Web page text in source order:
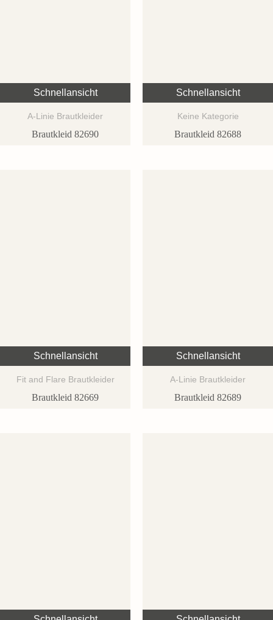
Schnellansicht
A-Linie Brautkleider
Brautkleid 82690
Schnellansicht
Keine Kategorie
Brautkleid 82688
Schnellansicht
Fit and Flare Brautkleider
Brautkleid 82669
Schnellansicht
A-Linie Brautkleider
Brautkleid 82689